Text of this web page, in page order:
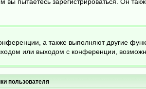
а также выполняют другие
или выходом с конференции,
пользователя